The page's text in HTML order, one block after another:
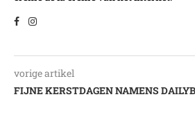
vorige artikel
FIJNE KERSTDAGEN NAMENS